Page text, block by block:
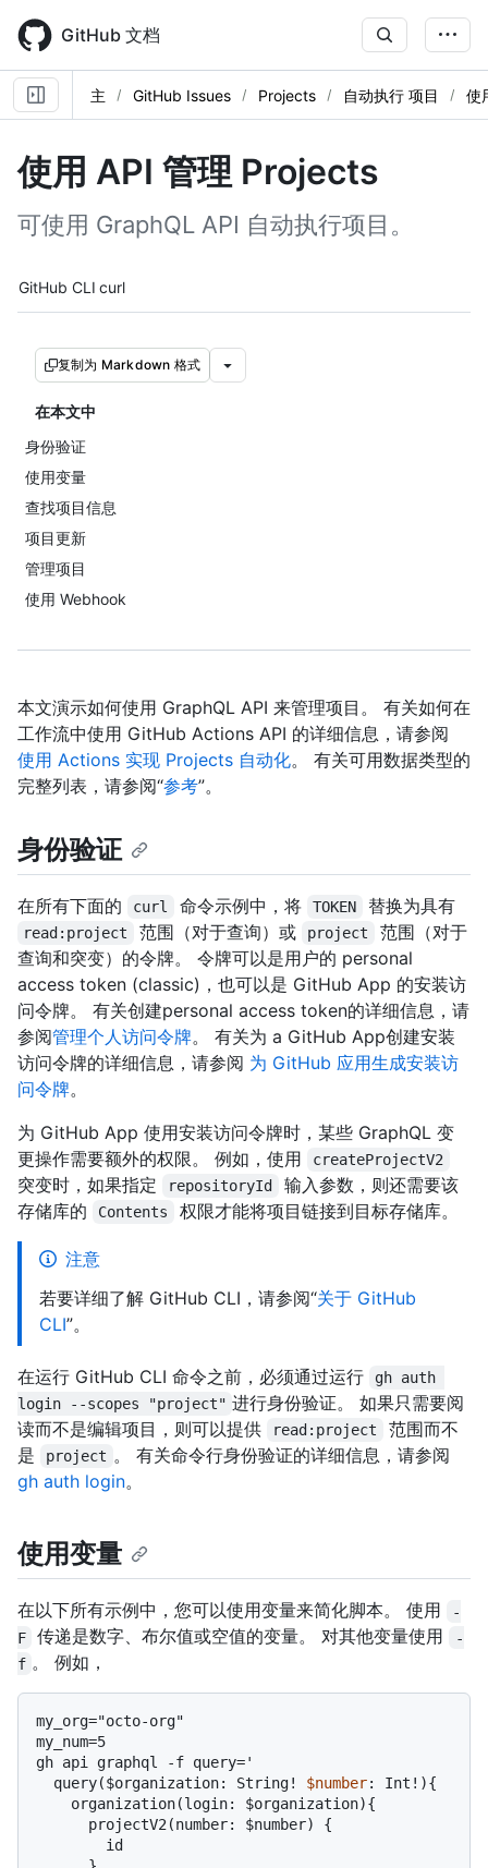
main
content
GitHub 文档
主 GitHub Issues Projects 自动执行 项目 使
使用 API 管理 Projects
可使用 GraphQL API 自动执行项目。
Tool navigation
GitHub CLI curl
复制为 Markdown 格式
在本文中
身份验证
使用变量
查找项目信息
项目更新
管理项目
使用 Webhook
本文演示如何使用 GraphQL API 来管理项目。 有关如何在
工作流中使用 GitHub Actions API 的详细信息，请参阅
使用 Actions 实现 Projects 自动化。 有关可用数据类型的
完整列表，请参阅“参考”。
身份验证
在所有下面的 curl 命令示例中，将 TOKEN 替换为具有
read:project 范围（对于查询）或 project
范围（对于
查询和突变）的令牌。 令牌可以是用户的 personal
access token (classic)，也可以是 GitHub App 的安装访
问令牌。 有关创建personal access token的详细信息，请
参阅管理个人访问令牌。 有关为 a GitHub App创建安装
访问令牌的详细信息，请参阅 为 GitHub 应用生成安装访
问令牌。
为 GitHub App 使用安装访问令牌时，某些 GraphQL 变
更操作需要额外的权限。 例如，使用
createProjectV2
突变时，如果指定 repositoryId
输入参数，则还需要该
存储库的
Contents 权限才能将项目链接到目标存储库。
注意
若要详细了解 GitHub CLI，请参阅“关于 GitHub
CLI”。
在运行 GitHub CLI 命令之前，必须通过运行
gh auth
login --scopes "project" 进行身份验证。 如果只需要阅
读而不是编辑项目，则可以提供
read:project
范围而不
是
project 。 有关命令行身份验证的详细信息，请参阅
gh auth login。
使用变量
在以下所有示例中，您可以使用变量来简化脚本。 使用
-
F
传递是数字、布尔值或空值的变量。 对其他变量使用
-
f 。 例如，
my_org="octo-org"
my_num=5
  query($
organization: String! $number: Int!){